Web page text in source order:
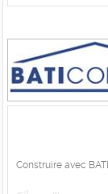
Construire avec